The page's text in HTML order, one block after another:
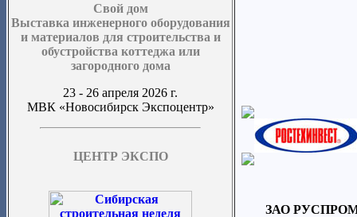
Свой дом
Выставка инженерного оборудования
и материалов для строительства и
обустройства коттеджа или
загородного дома
23 - 26 апреля 2026 г.
МВК «Новосибирск Экспоцентр»
ЦЕНТР ЭКСПО
ЗАО